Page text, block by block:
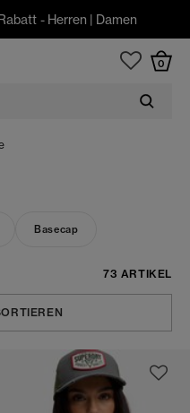
- Herren | Damen
0
Basecap
73 ARTIKEL